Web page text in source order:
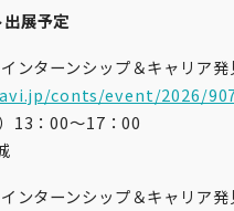
展予定
ターンシップ＆キャリア
conts/event/2026/
13：00～17：00
ターンシップ＆キャリア